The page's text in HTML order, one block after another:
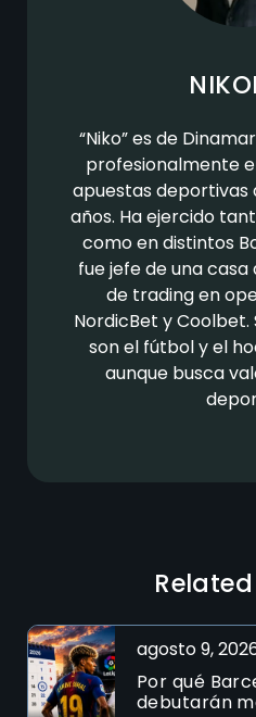
“Niko” es de
profesionalmente
apuestas deportivas
años. Ha ejercido
como en distintos
fue jefe de una
de trading en
NordicBet y Coolbet.
son el fútbol y el
aunque busca
agosto 9,
Por qué
debutarán